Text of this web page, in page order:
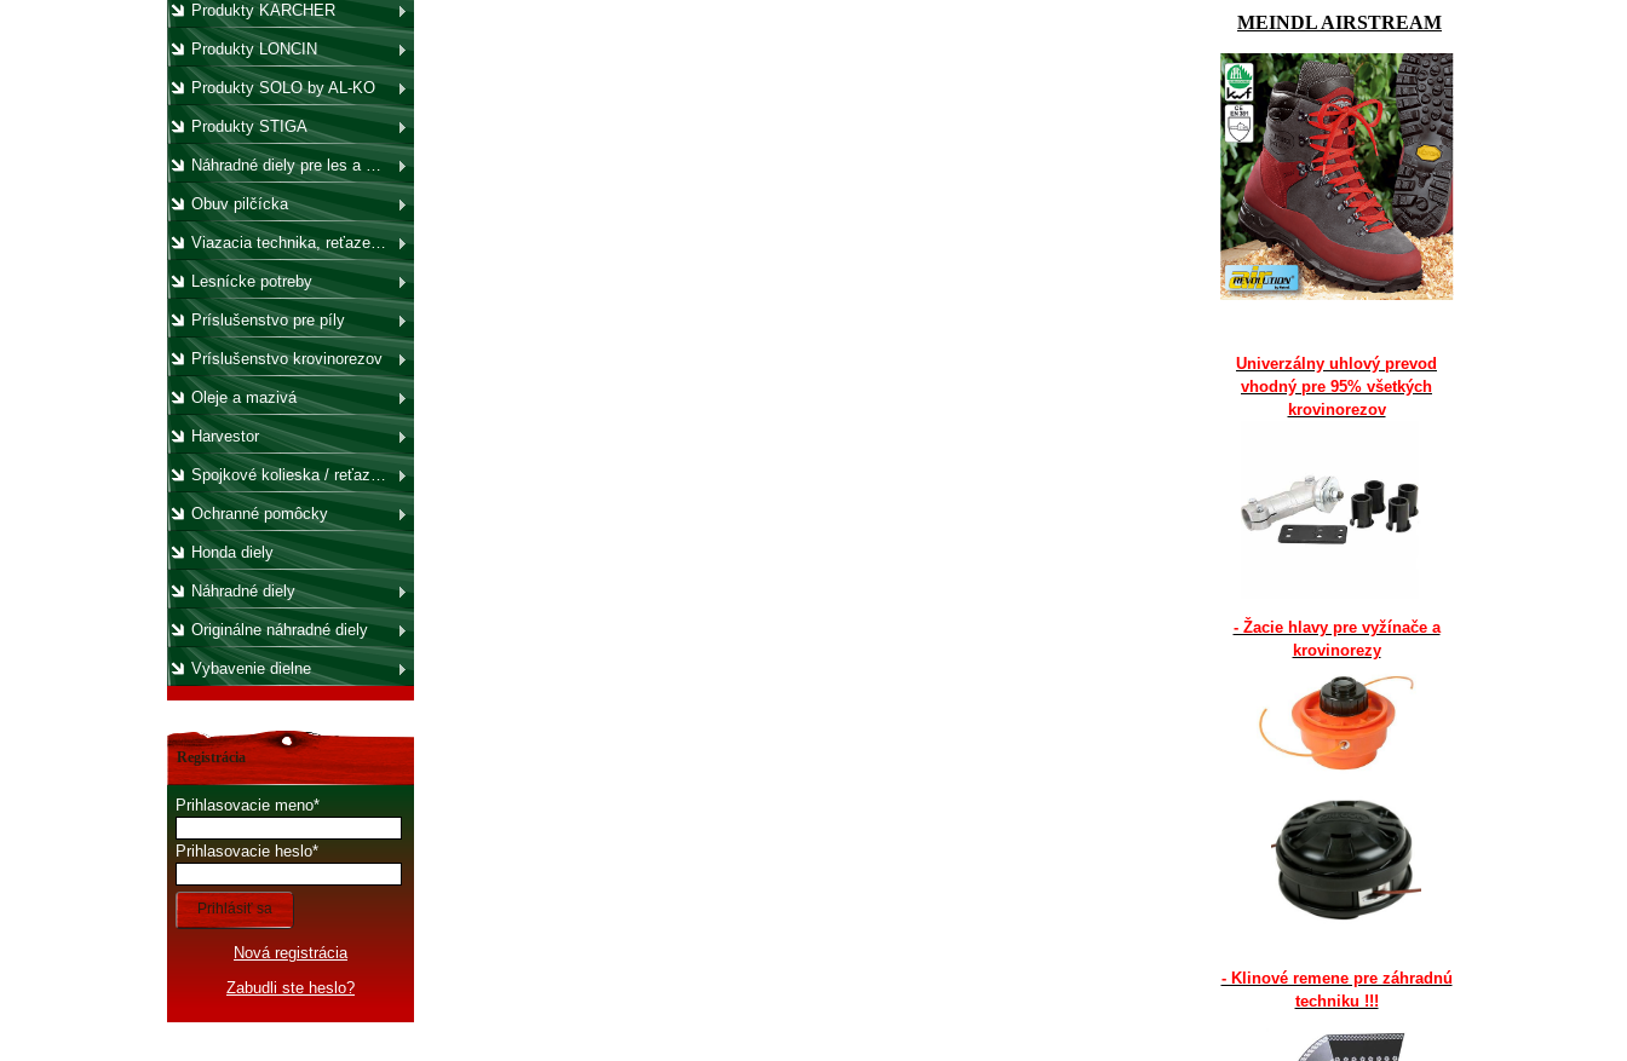
Produkty KARCHER
Produkty LONCIN
Produkty SOLO by AL-KO
Produkty STIGA
Náhradné diely pre les a záhradu
Obuv pilčícka
Viazacia technika, reťaze, laná, háky, kladky
Lesnícke potreby
Príslušenstvo pre píly
Príslušenstvo krovinorezov
Oleje a mazivá
Harvestor
Spojkové kolieska / reťazovky
Ochranné pomôcky
Honda diely
Náhradné diely
Originálne náhradné diely
Vybavenie dielne
Registrácia
Prihlasovacie meno
Prihlasovacie heslo
Prihlásiť sa
Nová registrácia
Zabudli ste heslo?
MEINDL AIRSTREAM
Univerzálny uhlový prevod
vhodný pre 95% všetkých
krovinorezov
- Žacie hlavy pre vyžínače a
krovinorezy
- Klinové remene pre záhradnú
techniku !!!